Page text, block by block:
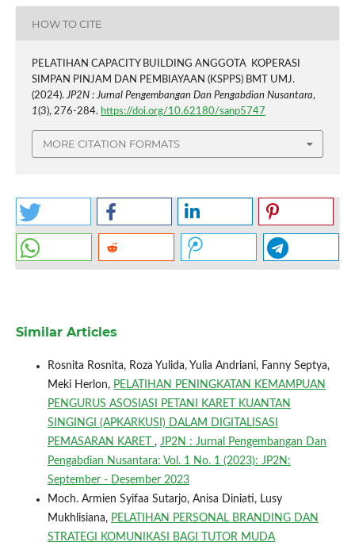
HOW TO CITE
PELATIHAN CAPACITY BUILDING ANGGOTA KOPERASI
SIMPAN PINJAM DAN PEMBIAYAAN (KSPPS) BMT UMJ.
(2024).JP2N : Jurnal Pengembangan Dan Pengabdian Nusantara,
1(3), 276-284. https://doi.org/10.62180/sanp5747
MORE CITATION FORMATS
Similar Articles
Rosnita Rosnita, Roza Yulida, Yulia Andriani, Fanny Septya,
Meki Herlon, PELATIHAN PENINGKATAN KEMAMPUAN
PENGURUS ASOSIASI PETANI KARET KUANTAN
SINGINGI (APKARKUSI) DALAM DIGITALISASI
PEMASARAN KARET , JP2N : Jurnal Pengembangan Dan
Pengabdian Nusantara: Vol. 1 No. 1 (2023): JP2N:
September - Desember 2023
Moch. Armien Syifaa Sutarjo, Anisa Diniati, Lusy
Mukhlisiana, PELATIHAN PERSONAL BRANDING DAN
STRATEGI KOMUNIKASI BAGI TUTOR MUDA